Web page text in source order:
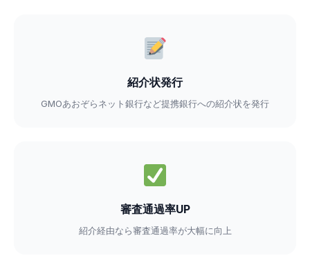
紹介状発行
GMOあおぞらネット銀行など提携銀行への紹介状を発行
審査通過率UP
紹介経由なら審査通過率が大幅に向上